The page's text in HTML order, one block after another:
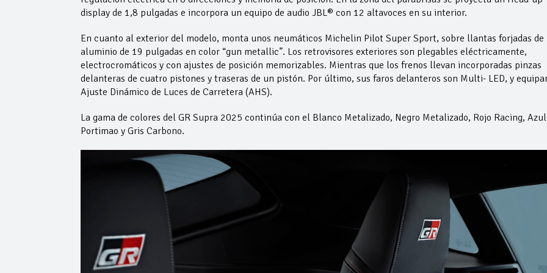
display de 1,8 pulgadas e incorpora un equipo de audio JBL® con 12 altavoces en su interior.
En cuanto al exterior del modelo, monta unos neumáticos Michelin Pilot Super Sport, sobre llantas forjadas de
aluminio de 19 pulgadas en color “gun metallic”. Los retrovisores exteriores son plegables eléctricamente,
electrocromáticos y con ajustes de posición memorizables. Mientras que los frenos llevan incorporadas pinzas
delanteras de cuatro pistones y traseras de un pistón. Por último, sus faros delanteros son Multi- LED, y
Ajuste Dinámico de Luces de Carretera (AHS).
La gama de colores del GR Supra 2025 continúa con el Blanco Metalizado, Negro Metalizado, Rojo Racing, Azul
Portimao y Gris Carbono.